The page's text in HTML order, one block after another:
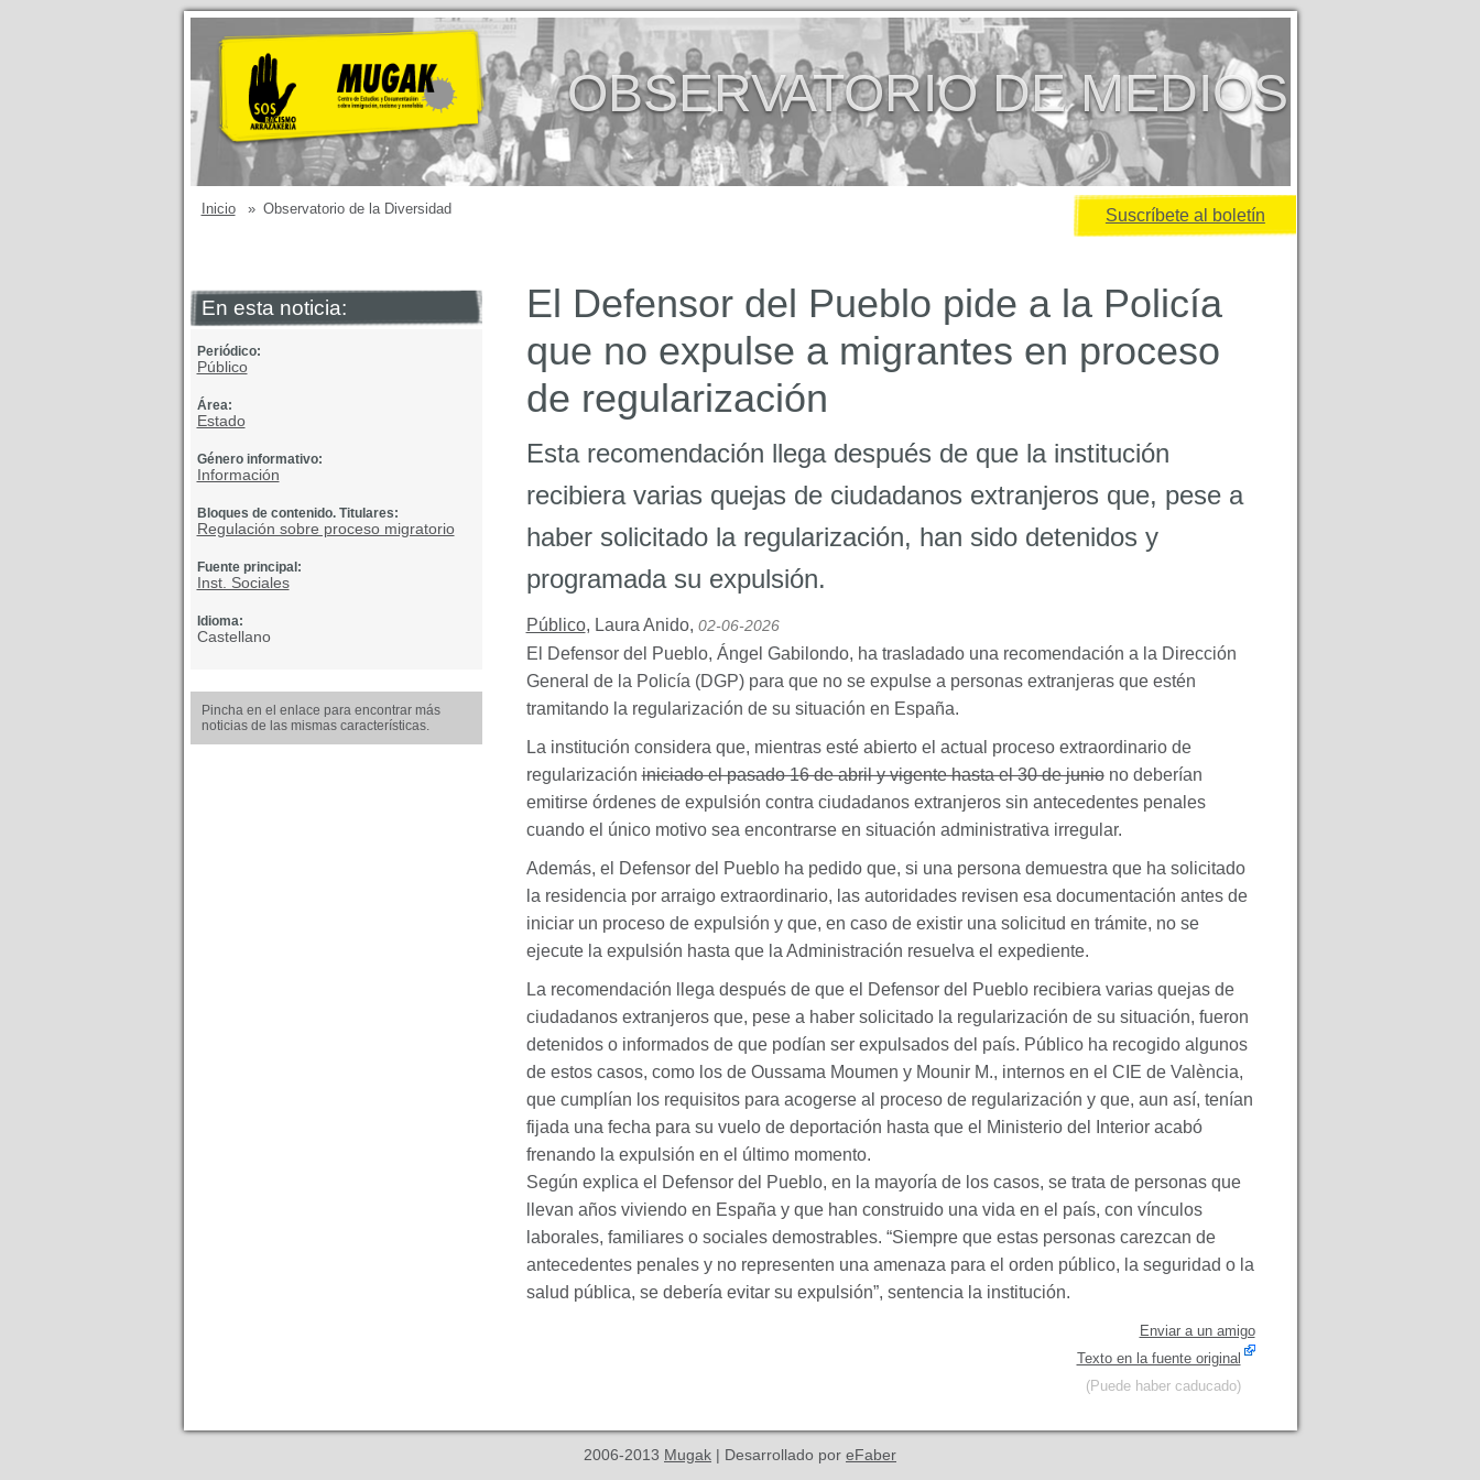
OBSERVATORIO DE MEDIOS
Inicio » Observatorio de la Diversidad Suscríbete al boletín
En esta noticia:
Periódico:
Público
Área:
Estado
Género informativo:
Información
Bloques de contenido. Titulares:
Regulación sobre proceso migratorio
Fuente principal:
Inst. Sociales
Idioma:
Castellano
Pincha en el enlace para encontrar más
noticias de las mismas características.
El Defensor del Pueblo pide a la Policía
que no expulse a migrantes en proceso
de regularización
Esta recomendación llega después de que la institución
recibiera varias quejas de ciudadanos extranjeros que, pese a
haber solicitado la regularización, han sido detenidos y
programada su expulsión.
Público, Laura Anido, 02-06-2026
El Defensor del Pueblo, Ángel Gabilondo, ha trasladado una recomendación a la Dirección
General de la Policía (DGP) para que no se expulse a personas extranjeras que estén
tramitando la regularización de su situación en España.
La institución considera que, mientras esté abierto el actual proceso extraordinario de
regularizacióniniciado el pasado 16 de abril y vigente hasta el 30 de juniono deberían
emitirse órdenes de expulsión contra ciudadanos extranjeros sin antecedentes penales
cuando el único motivo sea encontrarse en situación administrativa irregular.
Además, el Defensor del Pueblo ha pedido que, si una persona demuestra que ha solicitado
la residencia por arraigo extraordinario, las autoridades revisen esa documentación antes de
iniciar un proceso de expulsión y que, en caso de existir una solicitud en trámite, no se
ejecute la expulsión hasta que la Administración resuelva el expediente.
La recomendación llega después de que el Defensor del Pueblo recibiera varias quejas de
ciudadanos extranjeros que, pese a haber solicitado la regularización de su situación, fueron
detenidos o informados de que podían ser expulsados del país. Público ha recogido algunos
de estos casos, como los de Oussama Moumen y Mounir M., internos en el CIE de València,
que cumplían los requisitos para acogerse al proceso de regularización y que, aun así, tenían
fijada una fecha para su vuelo de deportación hasta que el Ministerio del Interior acabó
frenando la expulsión en el último momento.
Según explica el Defensor del Pueblo, en la mayoría de los casos, se trata de personas que
llevan años viviendo en España y que han construido una vida en el país, con vínculos
laborales, familiares o sociales demostrables. “Siempre que estas personas carezcan de
antecedentes penales y no representen una amenaza para el orden público, la seguridad o la
salud pública, se debería evitar su expulsión”, sentencia la institución.
Enviar a un amigo
Texto en la fuente original
(Puede haber caducado)
2006-2013 Mugak | Desarrollado por eFaber